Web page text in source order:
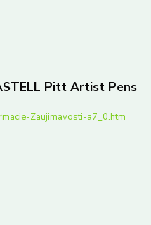
Pitt Artist Pens
Zaujimavosti-a7_0.htm